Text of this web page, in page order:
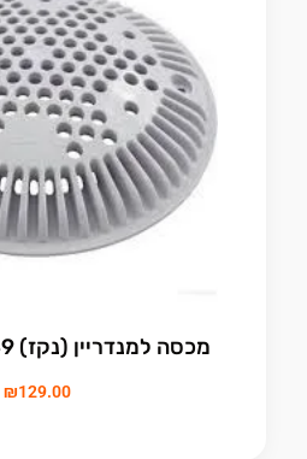
מכסה למנדריין (נקז) 1049 Hayward
₪129.00